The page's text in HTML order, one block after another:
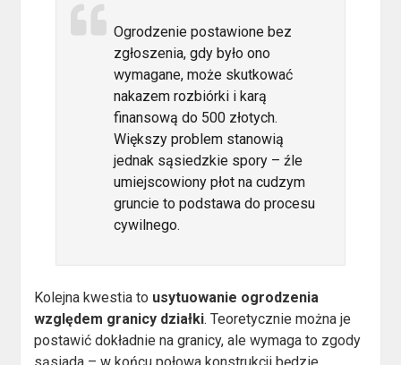
Ogrodzenie postawione bez
zgłoszenia, gdy było ono
wymagane, może skutkować
nakazem rozbiórki i karą
finansową do 500 złotych.
Większy problem stanowią
jednak sąsiedzkie spory – źle
umiejscowiony płot na cudzym
gruncie to podstawa do procesu
cywilnego.
Kolejna kwestia to usytuowanie ogrodzenia
względem granicy działki. Teoretycznie można je
postawić dokładnie na granicy, ale wymaga to zgody